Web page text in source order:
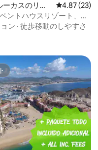
星の平均評価
カスのリゾ
レビュー23
4.87 (23)
ントハウスリゾート、プ
ン · 徒歩移動のしやすさ